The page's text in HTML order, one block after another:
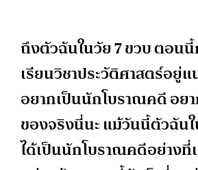
ถึงตัวฉันในวัย 7 ขวบ ตอน
เรียนวิชาประวัติศาสตร์อยู่แ
อยากเป็นนักโบราณคดี อย
ของจริงนี่นะ แม้วันนี้ตัวฉันใ
ได้เป็นนักโบราณคดีอย่างที่